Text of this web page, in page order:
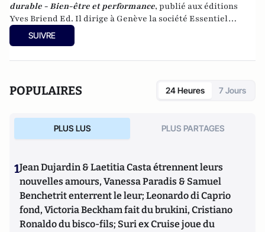
durable - Bien-être et performance, publié aux éditions
Yves Briend Ed. Il dirige à Genève la société Essentiel
Management qui intervient en Belgique, en France, au
Québec et en Suisse. Il anime également
SUIVRE
POPULAIRES 24 Heures 7 Jours
PLUS LUS PLUS PARTAGES
1Jean Dujardin & Laetitia Casta étrennent leurs
nouvelles amours, Vanessa Paradis & Samuel
Benchetrit enterrent le leur; Leonardo di Caprio
fond, Victoria Beckham fait du brukini, Cristiano
Ronaldo du bisco-fils; Suri ex Cruise joue du